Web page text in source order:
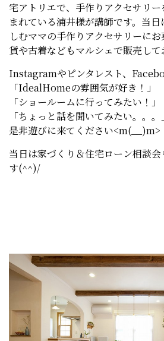
宅アトリエで、手作りアクセサリ
まれている浦井様が講師です。当
しむママの手作りアクセサリーに
貨や古着などもマルシェで販売して
Instagramやピンタレスト、
「IdealHomeの雰囲気が好き！」
「ショールームに行ってみたい！」
「ちょっと話を聞いてみたい。。。
是非遊びに来てください<m(__)m>
当日は家づくり＆住宅ローン相談
す(^^)/